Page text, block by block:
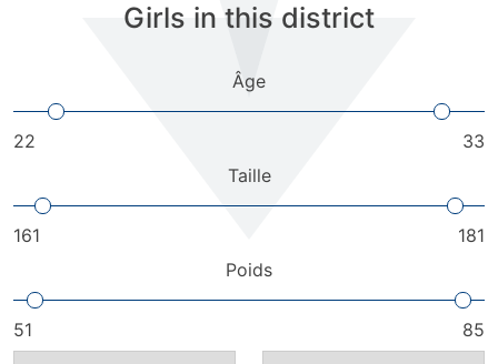
Girls in this district
Âge
22
33
Taille
161
181
Poids
51 85